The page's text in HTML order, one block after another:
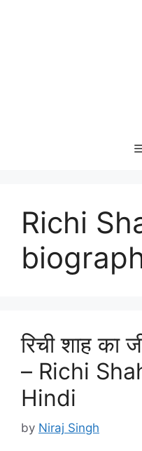
Richi
रिची शाह का
– Richi
Hindi
by Niraj Singh